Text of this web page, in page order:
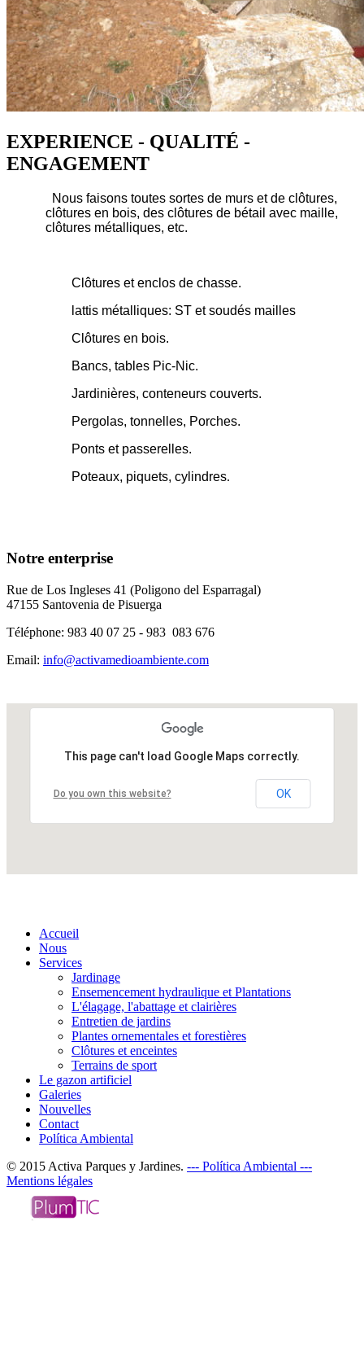
EXPERIENCE - QUALITÉ -
ENGAGEMENT
Nous faisons toutes sortes de murs et de clôtures,
clôtures en bois, des clôtures de bétail avec maille,
clôtures métalliques, etc.
Clôtures et enclos de chasse.
lattis métalliques: ST et soudés mailles
Clôtures en bois.
Bancs, tables Pic-Nic.
Jardinières, conteneurs couverts.
Pergolas, tonnelles, Porches.
Ponts et passerelles.
Poteaux, piquets, cylindres.
Notre enterprise
Rue de Los Ingleses 41 (Poligono del Esparragal)
47155 Santovenia de Pisuerga
Téléphone: 983 40 07 25 - 983 083 676
Email: info@activamedioambiente.com
This page can't load Google Maps correctly.
Do you own this website? OK
Accueil
Nous
Services
Jardinage
Ensemencement hydraulique et Plantations
L'élagage, l'abattage et clairières
Entretien de jardins
Plantes ornementales et forestières
Clôtures et enceintes
Terrains de sport
Le gazon artificiel
Galeries
Nouvelles
Contact
Política Ambiental
© 2015 Activa Parques y Jardines. --- Política Ambiental ---
Mentions légales